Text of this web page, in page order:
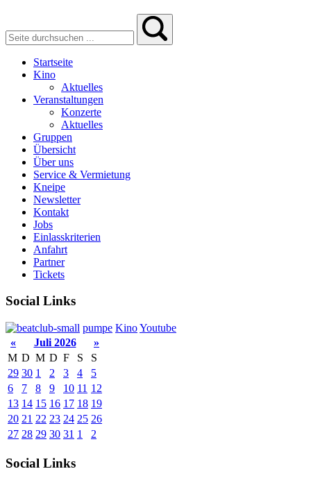
Startseite
Kino
Aktuelles
Veranstaltungen
Konzerte
Aktuelles
Gruppen
Übersicht
Über uns
Service & Vermietung
Kneipe
Newsletter
Kontakt
Jobs
Einlasskriterien
Anfahrt
Partner
Tickets
Social Links
pumpe KinoYoutube
«
Juli 2026
»
M D M D F S
S
29 30 1 2 3 4
5
6
7 8 9 10 11 12
13 14 15 16 17 18 19
20 21 22 23 24 25 26
27 28 29 30 31 1 2
Social Links